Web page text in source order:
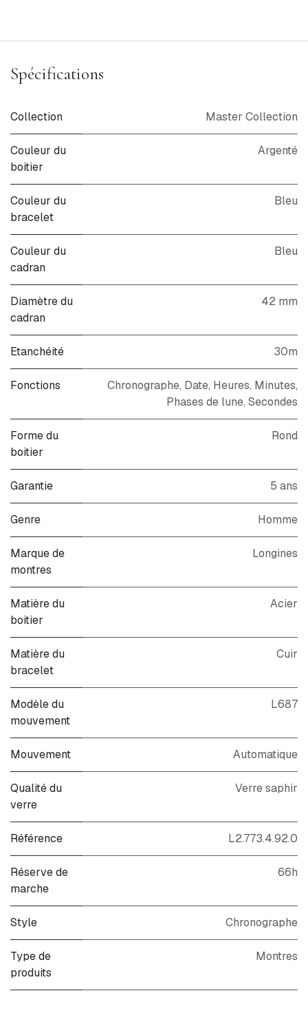
Spécifications
Collection Master Collection
Couleur du
boitier
Argenté
Couleur du
bracelet
Bleu
Couleur du
cadran
Bleu
Diamètre du
cadran
42 mm
Etanchéité 30m
Fonctions
Chronographe, Date, Heures, Minutes,
Phases de lune, Secondes
Forme du
boitier
Rond
Garantie 5 ans
Genre Homme
Marque de
montres
Longines
Matière du
boitier
Acier
Matière du
bracelet
Cuir
Modèle du
mouvement
L687
Mouvement Automatique
Qualité du
verre
Verre saphir
Référence L2.773.4.92.0
Réserve de
marche
66h
Style Chronographe
Type de
produits
Montres